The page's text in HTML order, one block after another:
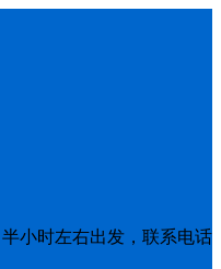
小时左右出发，联系电话